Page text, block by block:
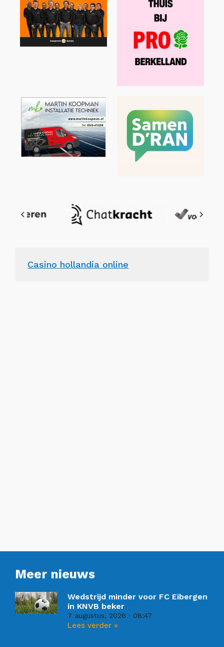
Casino hollandia online
Meer nieuws
Wedstrijd minder voor FC Eibergen
in KNVB beker
7 augustus, 2026 08:47
Lees verder »